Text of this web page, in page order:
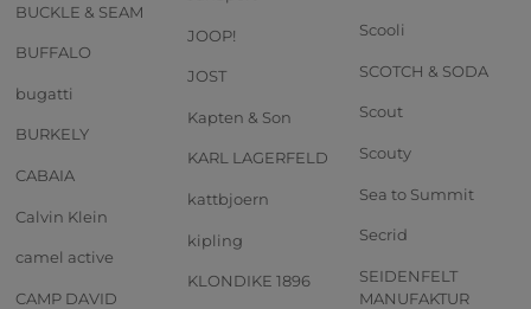
BUCKLE & SEAM
BUFFALO
bugatti
BURKELY
CABAIA
Calvin Klein
camel active
CAMP DAVID
JOOP!
JOST
Kapten & Son
KARL LAGERFELD
kattbjoern
kipling
KLONDIKE 1896
Scooli
SCOTCH & SODA
Scout
Scouty
Sea to Summit
Secrid
SEIDENFELT
MANUFAKTUR